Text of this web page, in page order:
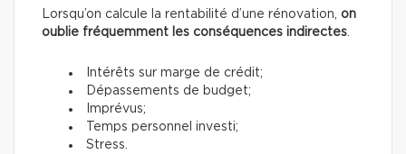
Lorsqu’on calcule la rentabilité d’une rénovation, on
oublie fréquemment les conséquences indirectes
Intérêts sur marge de crédit;
Dépassements de budget;
Imprévus;
Temps personnel investi;
Stress.